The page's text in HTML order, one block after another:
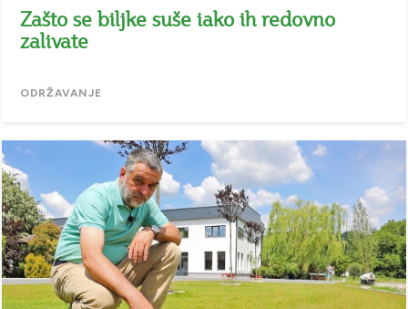
Zašto se biljke suše iako ih redovno
zalivate
ODRŽAVANJE